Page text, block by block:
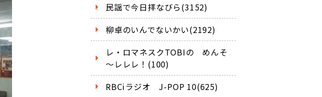
民謡で今日拝なびら(3152)
柳卓のいんでないかい(2192)
レ・ロマネスクTOBIの めんそ
～レレレ！(100)
RBCiラジオ J-POP 10(625)